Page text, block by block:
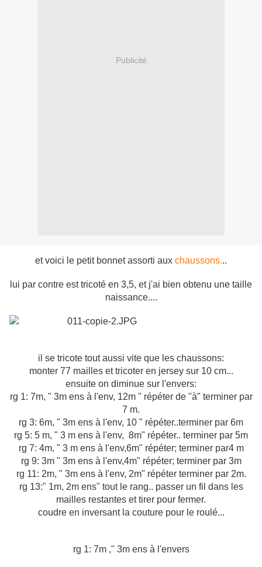
Publicité
et voici le petit bonnet assorti aux chaussons...
lui par contre est tricoté en 3,5, et j'ai bien obtenu une taille
naissance....
il se tricote tout aussi vite que les chaussons:
monter 77 mailles et tricoter en jersey sur 10 cm...
ensuite on diminue sur l'envers:
rg 1: 7m, " 3m ens à l'env, 12m " répéter de "à" terminer par
7 m.
rg 3: 6m, " 3m ens à l'env, 10 " répéter..terminer par 6m
rg 5: 5 m, " 3 m ens à l'env, 8m" répéter.. terminer par 5m
rg 7: 4m, " 3 m ens à l'env,6m" répéter; terminer par4 m
rg 9: 3m " 3m ens à l'env,4m" répéter; terminer par 3m
rg 11: 2m, " 3m ens à l'env, 2m" répéter terminer par 2m.
rg 13:" 1m, 2m ens" tout le rang.. passer un fil dans les
mailles restantes et tirer pour fermer.
coudre en inversant la couture pour le roulé...
rg 1: 7m ," 3m ens à l'envers